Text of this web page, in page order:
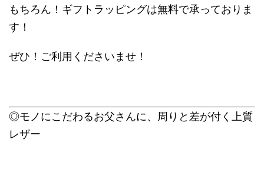
もちろん！ギフトラッピングは無料で承っておりま
す！
ぜひ！ご利用くださいませ！
◎モノにこだわるお父さんに、周りと差が付く上質
レザー